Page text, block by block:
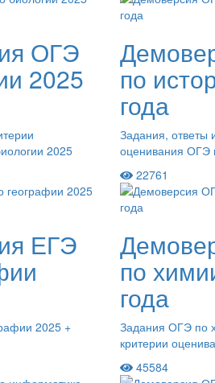
ОГЭ
2025
2025
по
года
Задания, ответы
оценивания ОГЭ
22761
ЕГЭ
2025 +
по
года
Задания ОГЭ по
критерии
45584